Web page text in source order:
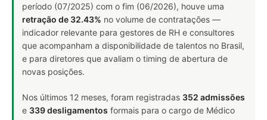
período (07/2025) com o fim (06/2026), houve uma
retração de 32.43% no volume de contratações —
indicador relevante para gestores de RH e consultores
que acompanham a disponibilidade de talentos no Brasil,
e para diretores que avaliam o timing de abertura de
novas posições.
Nos últimos 12 meses, foram registradas 352 admissões
e 339 desligamentos formais para o cargo de Médico